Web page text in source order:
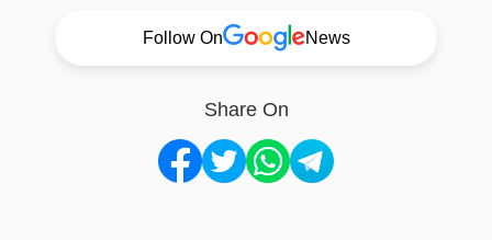
Follow On News
Share On